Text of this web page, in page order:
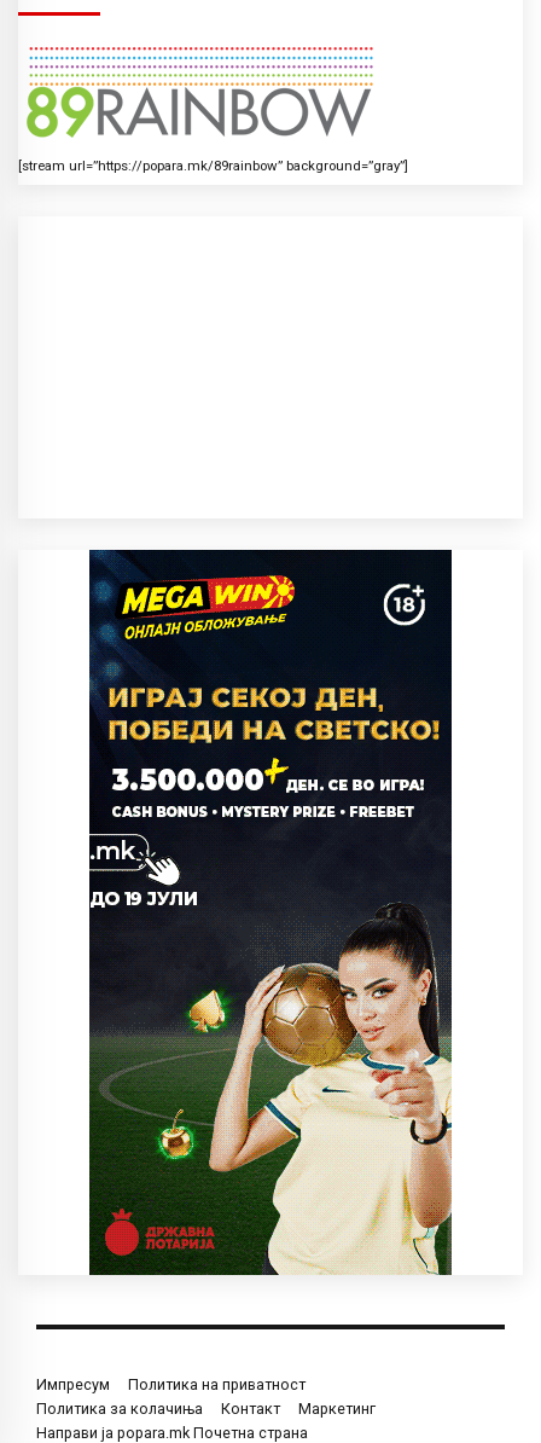
[stream url=”https://popara.mk/89rainbow” background=”gray”]
Импресум
Политика на приватност
Политика за колачиња
Контакт
Маркетинг
Направи ја popara.mk Почетна страна